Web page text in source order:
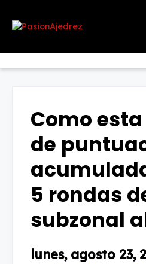
Como
de
5 rondas
subzonal
lunes, agosto 23,